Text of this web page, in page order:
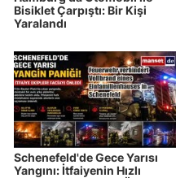
Bisiklet Çarpıştı: Bir Kişi
Yaralandı
Schenefeld'de Gece Yarısı
Yangını: İtfaiyenin Hızlı